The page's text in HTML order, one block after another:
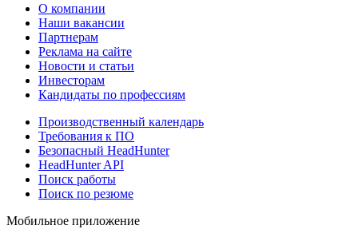
О компании
Наши вакансии
Партнерам
Реклама на сайте
Новости и статьи
Инвесторам
Кандидаты по профессиям
Производственный календарь
Требования к ПО
Безопасный HeadHunter
HeadHunter API
Поиск работы
Поиск по резюме
Мобильное приложение